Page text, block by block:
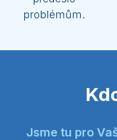
problémům.
Jsme tu pro